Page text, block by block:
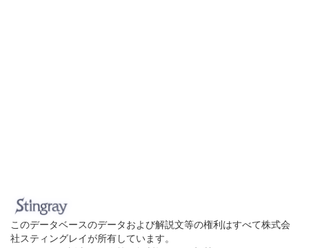
このデータベースのデータおよび解説文等の権利はすべて株式会
社スティングレイが所有しています。